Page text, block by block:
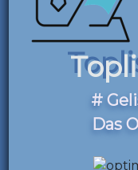
#
Das